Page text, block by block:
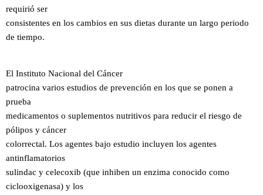
requirió ser
consistentes en los cambios en sus dietas durante un largo periodo
de tiempo.
El Instituto Nacional del Cáncer
patrocina varios estudios de prevención en los que se ponen a
prueba
medicamentos o suplementos nutritivos para reducir el riesgo de
pólipos y cáncer
colorrectal. Los agentes bajo estudio incluyen los agentes
antinflamatorios
sulindac y celecoxib (que inhiben un enzima conocido como
ciclooxigenasa) y los